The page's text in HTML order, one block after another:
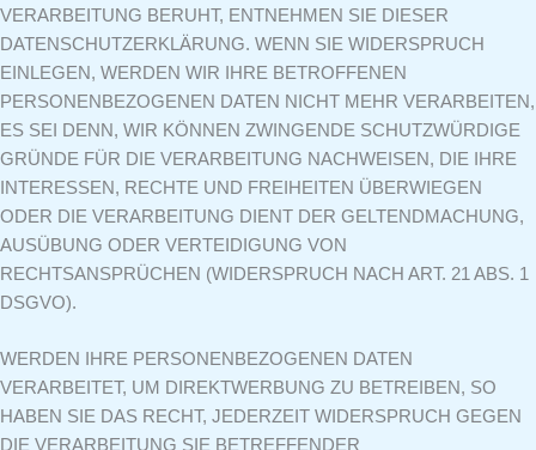
VERARBEITUNG BERUHT, ENTNEHMEN SIE DIESER
DATENSCHUTZERKLÄRUNG. WENN SIE WIDERSPRUCH
EINLEGEN, WERDEN WIR IHRE BETROFFENEN
PERSONENBEZOGENEN DATEN NICHT MEHR VERARBEITEN,
ES SEI DENN, WIR KÖNNEN ZWINGENDE SCHUTZWÜRDIGE
GRÜNDE FÜR DIE VERARBEITUNG NACHWEISEN, DIE IHRE
INTERESSEN, RECHTE UND FREIHEITEN ÜBERWIEGEN
ODER DIE VERARBEITUNG DIENT DER GELTENDMACHUNG,
AUSÜBUNG ODER VERTEIDIGUNG VON
RECHTSANSPRÜCHEN (WIDERSPRUCH NACH ART. 21 ABS. 1
DSGVO).
WERDEN IHRE PERSONENBEZOGENEN DATEN
VERARBEITET, UM DIREKTWERBUNG ZU BETREIBEN, SO
HABEN SIE DAS RECHT, JEDERZEIT WIDERSPRUCH GEGEN
DIE VERARBEITUNG SIE BETREFFENDER